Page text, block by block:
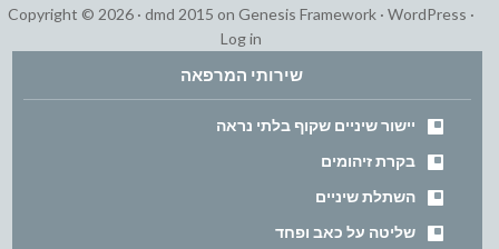
Copyright © 2026 · dmd 2015 on Genesis Framework · WordPress ·
Log in
שירותי המרפאה
יישור שיניים שקוף בלתי נראה
בקרת זיהומים
השתלת שיניים
שליטה על כאב ופחד